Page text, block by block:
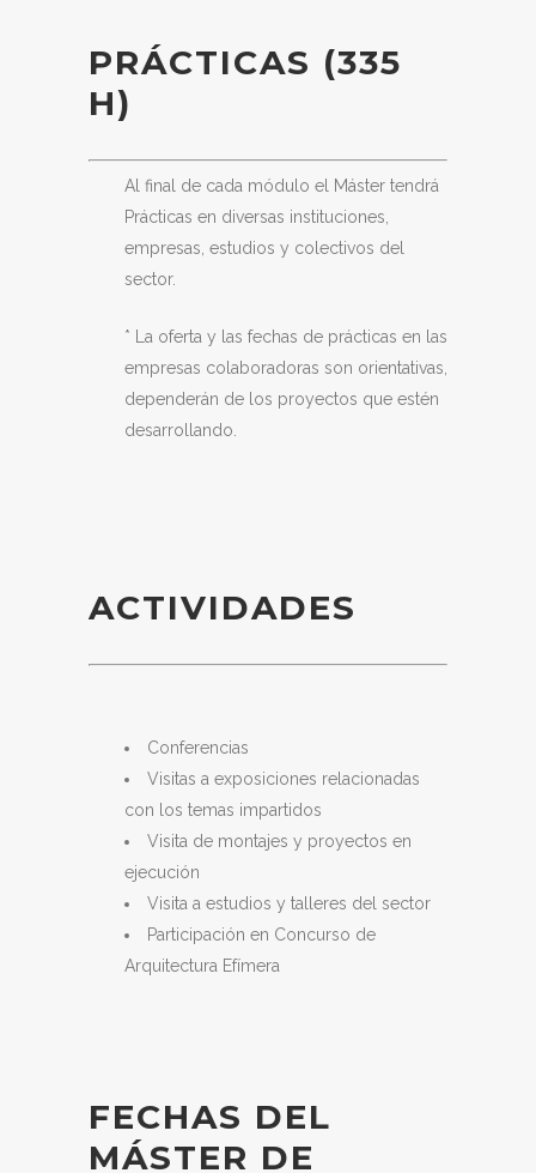
PRÁCTICAS (335
H)
Al final de cada módulo el Máster tendrá
Prácticas en diversas instituciones,
empresas, estudios y colectivos del
sector.
* La oferta y las fechas de prácticas en las
empresas colaboradoras son orientativas,
dependerán de los proyectos que estén
desarrollando.
ACTIVIDADES
Conferencias
Visitas a exposiciones relacionadas
con los temas impartidos
Visita de montajes y proyectos en
ejecución
Visita a estudios y talleres del sector
Participación en Concurso de
Arquitectura Efímera
FECHAS DEL
MÁSTER DE